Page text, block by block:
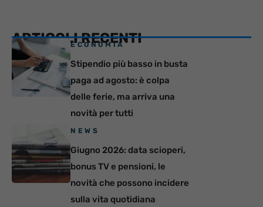
ARTICOLI RECENTI
ECONOMIA
Stipendio più basso in busta
paga ad agosto: è colpa
delle ferie, ma arriva una
novità per tutti
NEWS
Giugno 2026: data scioperi,
bonus TV e pensioni, le
novità che possono incidere
sulla vita quotidiana